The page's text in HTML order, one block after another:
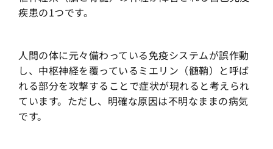
疾患の1つです。
人間の体に元々備わっている免疫システムが誤作動
し、中枢神経を覆っているミエリン（髄鞘）と呼ば
れる部分を攻撃することで症状が現れると考えられ
ています。ただし、明確な原因は不明なままの病気
です。